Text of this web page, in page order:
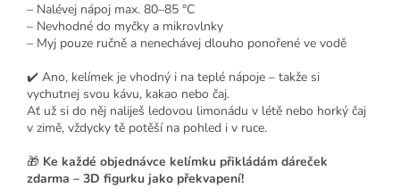
– Nalévej nápoj max. 80–85 °C
– Nevhodné do myčky a mikrovlnky
– Myj pouze ručně a nenechávej dlouho ponořené ve vodě
✔️ Ano, kelímek je vhodný i na teplé nápoje – takže si
vychutnej svou kávu, kakao nebo čaj.
Ať už si do něj naliješ ledovou limonádu v létě nebo horký čaj
v zimě, vždycky tě potěší na pohled i v ruce.
🎁 Ke každé objednávce kelímku přikládám dáreček
zdarma – 3D figurku jako překvapení!